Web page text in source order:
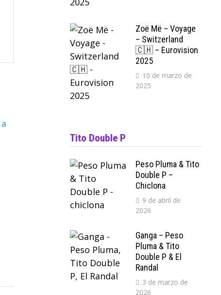
Zoë Më – Voyage
– Switzerland
🇨🇭 – Eurovision
2025
10 de marzo de
2025
Tito Double P
Peso Pluma & Tito
Double P –
Chiclona
9 de abril de
2026
Ganga – Peso
Pluma & Tito
Double P & El
Randal
3 de marzo de
2026